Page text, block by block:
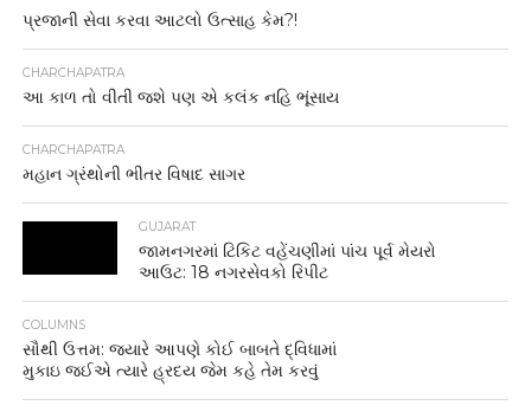
પ્રજાની સેવા કરવા આટલો ઉત્સાહ કેમ?!
CHARCHAPATRA
આ કાળ તો વીતી જશે પણ એ કલંક નહિ ભૂંસાય
CHARCHAPATRA
મહાન ગ્રંથોની ભીતર વિષાદ સાગર
GUJARAT
જામનગરમાં ટિકિટ વહેંચણીમાં પાંચ પૂર્વ મેયરો
આઉટ: 18 નગરસેવકો રિપીટ
COLUMNS
સૌથી ઉત્તમ: જયારે આપણે કોઈ બાબતે દ્વિધામાં
મુકાઇ જઈએ ત્યારે હ્રદય જેમ કહે તેમ કરવું